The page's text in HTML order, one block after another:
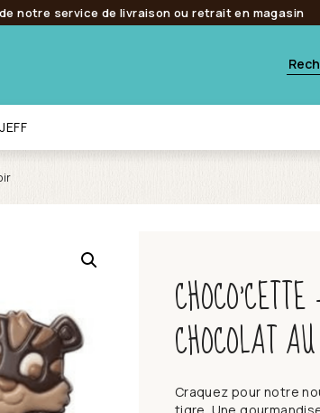
notre service de livraison ou retrait en magasin
JEFF
CHOCOLAT
Craquez pour notre
tigre. Une